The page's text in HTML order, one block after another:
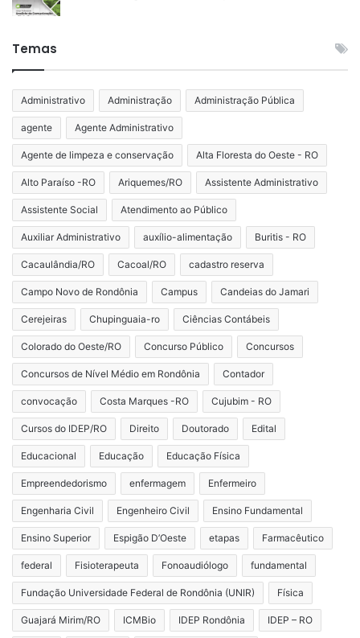
Temas
Administrativo Administração Administração Pública
agente Agente Administrativo
Agente de limpeza e conservação Alta Floresta do Oeste - RO
Alto Paraíso -RO Ariquemes/RO Assistente Administrativo
Assistente Social Atendimento ao Público
Auxiliar Administrativo auxílio-alimentação Buritis - RO
Cacaulândia/RO Cacoal/RO cadastro reserva
Campo Novo de Rondônia Campus Candeias do Jamari
Cerejeiras Chupinguaia-ro Ciências Contábeis
Colorado do Oeste/RO Concurso Público Concursos
Concursos de Nível Médio em Rondônia Contador
convocação Costa Marques -RO Cujubim - RO
Cursos do IDEP/RO Direito Doutorado Edital
Educacional Educação Educação Física
Empreendedorismo enfermagem Enfermeiro
Engenharia Civil Engenheiro Civil Ensino Fundamental
Ensino Superior Espigão D’Oeste etapas Farmacêutico
federal Fisioterapeuta Fonoaudiólogo fundamental
Fundação Universidade Federal de Rondônia (UNIR) Física
Guajará Mirim/RO ICMBio IDEP Rondônia IDEP – RO